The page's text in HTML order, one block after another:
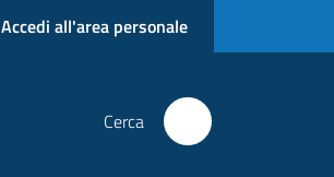
Accedi all'area personale
Cerca